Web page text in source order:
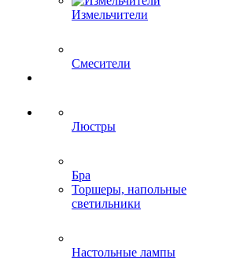
Измельчители
Смесители
Люстры
Бра
Торшеры, напольные
светильники
Настольные лампы